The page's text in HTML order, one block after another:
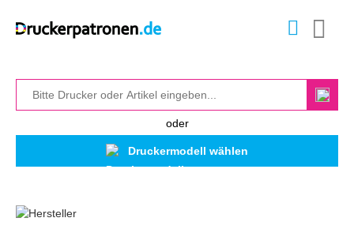
Druckermodell wählen
oder